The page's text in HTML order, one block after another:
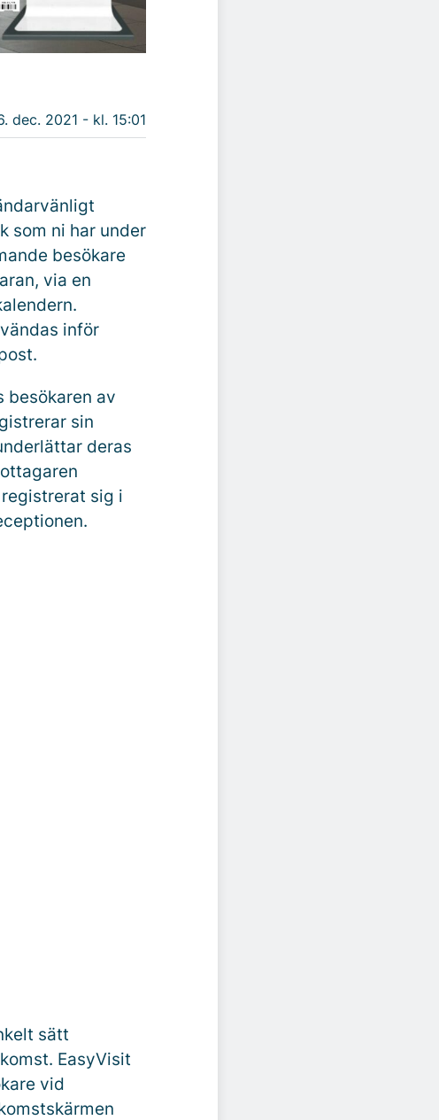
dec. 2021 - kl. 15:01
som ni har under
besökare
via en
inför
besökaren av
sin
deras
sig i
sätt
EasyVisit
vid